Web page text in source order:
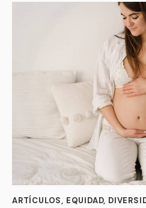
ARTÍCULOS, EQUIDAD,